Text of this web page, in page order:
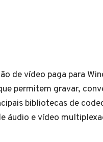
de vídeo paga para
permitem gravar,
bibliotecas de
áudio e vídeo